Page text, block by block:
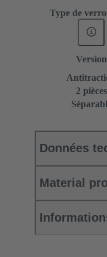
Type de
Version
2 pièces
Données
Material